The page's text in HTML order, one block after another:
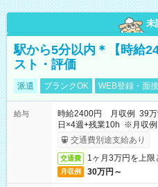
未
駅から5分以内＊【時給
スト・評価
派遣 ブランクOK WEB登録・面
給与
時給2400円 月収例 39万
日×4週+残業10h ※月収例
与即受取りサービス利用
交通費別途支給あり
交通費 1ヶ月3万円を上
月収例 30万円～